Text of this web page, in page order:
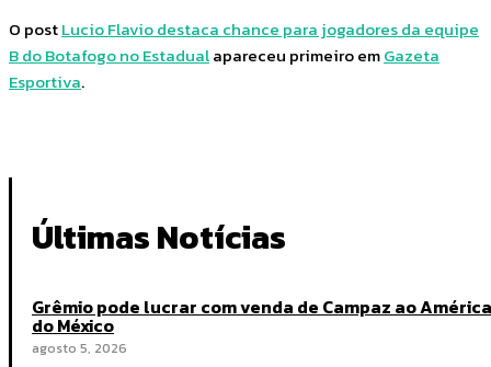
O postLucio Flavio destaca chance para jogadores da equipe
B do Botafogo no Estadualapareceu primeiro emGazeta
Esportiva.
Últimas Notícias
Grêmio pode lucrar com venda de Campaz ao América
do México
agosto 5, 2026